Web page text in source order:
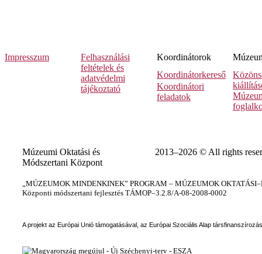
Impresszum
Felhasználási
feltételek és
adatvédelmi
tájékoztató
Koordinátorok
Koordinátorkereső
Koordinátori
feladatok
Múzeumi Oktatási és
Módszertani Központ
2013–2026 © All rights
„MÚZEUMOK MINDENKINEK” PROGRAM – MÚZEUMOK
Központi módszertani fejlesztés TÁMOP–3.2.8/A-08-2008-0002
A projekt az Európai Unió támogatásával, az Európai Szociális Alap